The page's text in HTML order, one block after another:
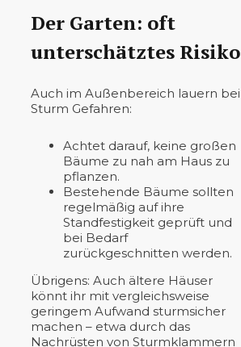
Der Garten: oft
unterschätztes Risiko
Auch im Außenbereich lauern bei
Sturm Gefahren:
Achtet darauf, keine großen
Bäume zu nah am Haus zu
pflanzen.
Bestehende Bäume sollten
regelmäßig auf ihre
Standfestigkeit geprüft und
bei Bedarf
zurückgeschnitten werden.
Übrigens: Auch ältere Häuser
könnt ihr mit vergleichsweise
geringem Aufwand sturmsicher
machen – etwa durch das
Nachrüsten von Sturmklammern